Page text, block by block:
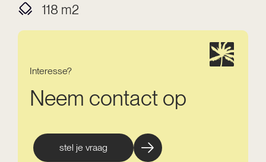
118 m2
Interesse?
Neem contact op
stel je vraag